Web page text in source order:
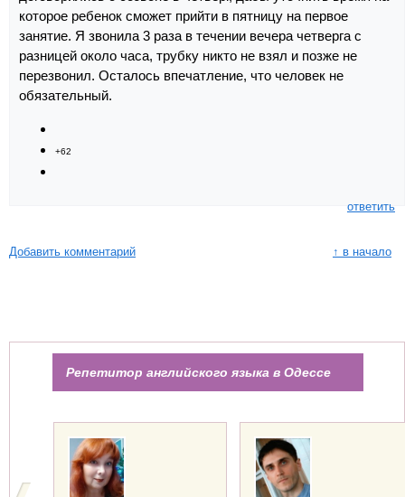
которое ребенок сможет прийти в пятницу на первое
занятие. Я звонила 3 раза в течении вечера четверга с
разницей около часа, трубку никто не взял и позже не
перезвонил. Осталось впечатление, что человек не
обязательный.
+62
ответить
Добавить комментарий ↑ в начало
Репетитор английского языка в Одессе